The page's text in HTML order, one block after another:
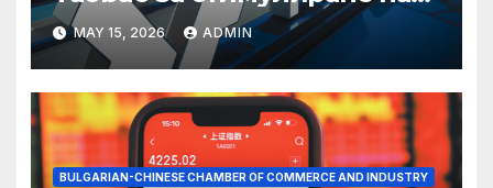
пазаруването 618
MAY 15, 2026 ADMIN
BULGARIAN-CHINESE CHAMBER OF COMMERCE AND INDUSTRY